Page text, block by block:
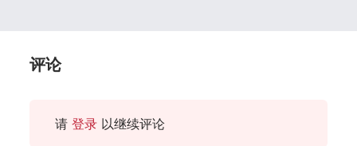
评论
请 登录 以继续评论